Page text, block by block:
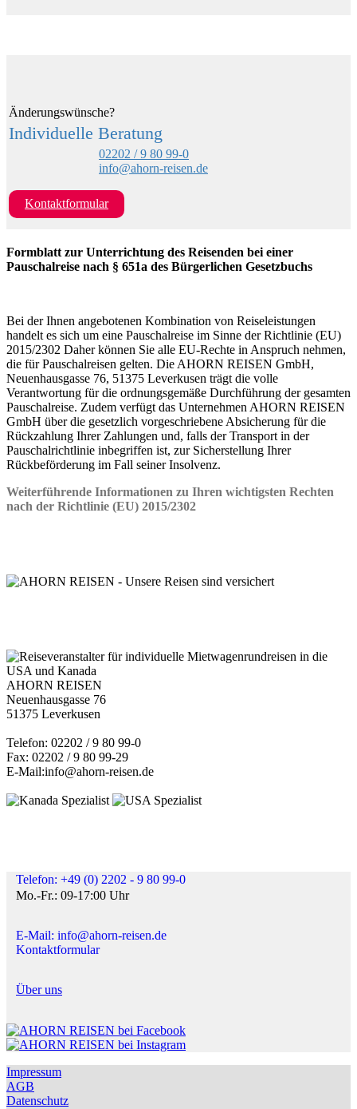
Änderungswünsche?
Individuelle Beratung
02202 / 9 80 99-0
info@ahorn-reisen.de
Kontaktformular
Formblatt zur Unterrichtung des Reisenden bei einer
Pauschalreise nach § 651a des Bürgerlichen Gesetzbuchs
Bei der Ihnen angebotenen Kombination von Reiseleistungen
handelt es sich um eine Pauschalreise im Sinne der Richtlinie (EU)
2015/2302 Daher können Sie alle EU-Rechte in Anspruch nehmen,
die für Pauschalreisen gelten. Die AHORN REISEN GmbH,
Neuenhausgasse 76, 51375 Leverkusen trägt die volle
Verantwortung für die ordnungsgemäße Durchführung der gesamten
Pauschalreise. Zudem verfügt das Unternehmen AHORN REISEN
GmbH über die gesetzlich vorgeschriebene Absicherung für die
Rückzahlung Ihrer Zahlungen und, falls der Transport in der
Pauschalrichtlinie inbegriffen ist, zur Sicherstellung Ihrer
Rückbeförderung im Fall seiner Insolvenz.
Weiterführende Informationen zu Ihren wichtigsten Rechten
nach der Richtlinie (EU) 2015/2302
AHORN REISEN
Neuenhausgasse 76
51375 Leverkusen
Telefon: 02202 / 9 80 99-0
Fax: 02202 / 9 80 99-29
E-Mail:info@ahorn-reisen.de
Telefon: +49 (0) 2202 - 9 80 99-0
Mo.-Fr.: 09-17:00 Uhr
E-Mail: info@ahorn-reisen.de
Kontaktformular
Über uns
Impressum
AGB
Datenschutz